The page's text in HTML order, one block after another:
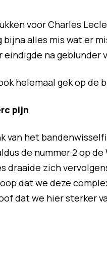
voor Charles
alles mis wat er
eindigde na
helemaal gek op de
pijn
van het
de nummer 2 op
draaide zich
dat we deze
dat we hier sterker